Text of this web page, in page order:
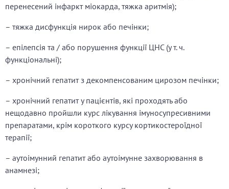
перенесений інфаркт міокарда, тяжка аритмія);
– тяжка дисфункція нирок або печінки;
– епілепсія та / або порушення функції ЦНС (у т. ч.
функціональні);
– хронічний гепатит з декомпенсованим цирозом печінки;
– хронічний гепатит у пацієнтів, які проходять або
нещодавно пройшли курс лікування імуносупресивними
препаратами, крім короткого курсу кортикостероїдної
терапії;
– аутоімунний гепатит або аутоімунне захворювання в
анамнезі;